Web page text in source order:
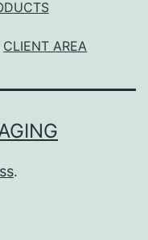
CLIENT AREA
.